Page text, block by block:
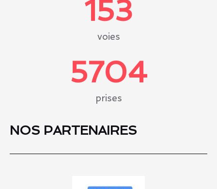
voies
153
prises
6000
NOS PARTENAIRES